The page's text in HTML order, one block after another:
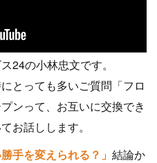
24の小林忠文です。
とっても多いご質問「フロ
ンって、お互いに交換でき
お話しします。
手を変えられる？」 結論か